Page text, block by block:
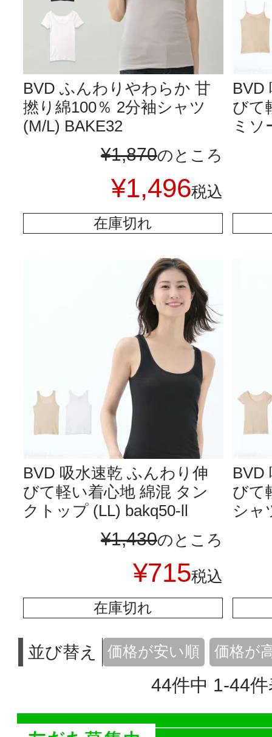
BVD ふんわりやわらか 甘
撚り綿100％ 2分袖シャツ
(M/L) BAKE32
¥1,870のところ
¥1,496税込
在庫切れ
BVD
びて
ミソ
BVD 吸水速乾 ふんわり伸
びて軽い着心地 綿混 タン
クトップ (LL) bakq50-ll
¥1,430のところ
¥715税込
在庫切れ
BVD
びて
シャ
並び替え 価格が安い順 価格が
44件中 1-44